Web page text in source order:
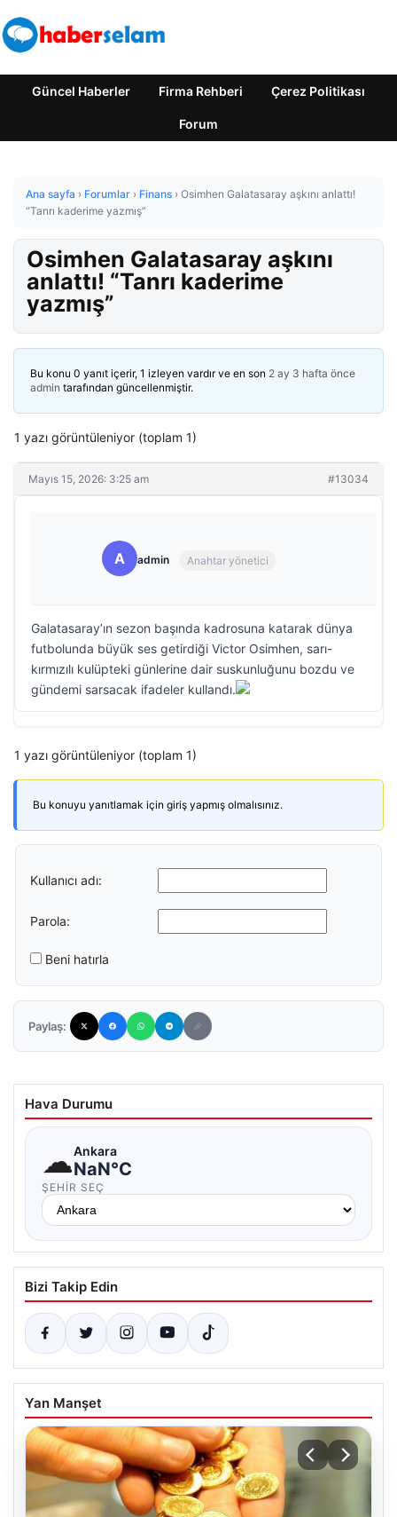
Güncel Haberler Firma Rehberi Çerez Politikası
Forum
Ana sayfa › Forumlar › Finans › Osimhen Galatasaray aşkını anlattı!
“Tanrı kaderime yazmış”
Osimhen Galatasaray aşkını
anlattı! “Tanrı kaderime
yazmış”
Bu konu 0 yanıt içerir, 1 izleyen vardır ve en son 2 ay 3 hafta önce
admin tarafından güncellenmiştir.
1 yazı görüntüleniyor (toplam 1)
Mayıs 15, 2026: 3:25 am #13034
A admin Anahtar yönetici
Galatasaray’ın sezon başında kadrosuna katarak dünya
futbolunda büyük ses getirdiği Victor Osimhen, sarı-
kırmızılı kulüpteki günlerine dair suskunluğunu bozdu ve
gündemi sarsacak ifadeler kullandı.
1 yazı görüntüleniyor (toplam 1)
Bu konuyu yanıtlamak için giriş yapmış olmalısınız.
Kullanıcı adı:
Parola:
Beni hatırla
Paylaş:
Hava Durumu
☁Ankara
NaN°C
ŞEHIR SEÇ
Bizi Takip Edin
Yan Manşet